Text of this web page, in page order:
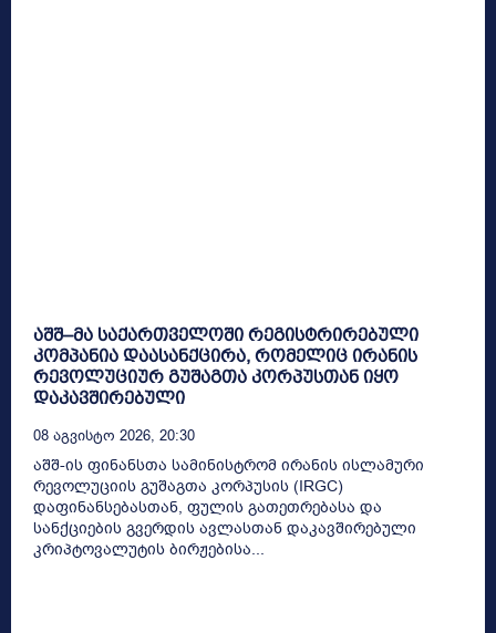
აშშ–მა საქართველოში რეგისტრირებული
კომპანია დაასანქცირა, რომელიც ირანის
რევოლუციურ გუშაგთა კორპუსთან იყო
დაკავშირებული
08 Აგვისტო 2026, 20:30
აშშ-ის ფინანსთა სამინისტრომ ირანის ისლამური
რევოლუციის გუშაგთა კორპუსის (IRGC)
დაფინანსებასთან, ფულის გათეთრებასა და
სანქციების გვერდის ავლასთან დაკავშირებული
კრიპტოვალუტის ბირჟებისა...